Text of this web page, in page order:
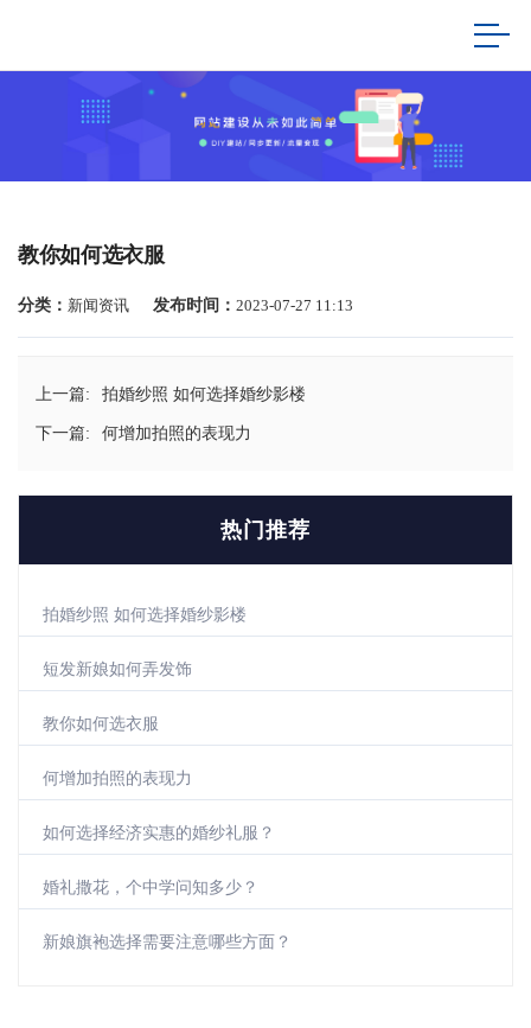
教你如何选衣服
分类： 新闻资讯 发布时间： 2023-07-27 11:13
上一篇: 拍婚纱照 如何选择婚纱影楼
下一篇: 何增加拍照的表现力
热门推荐
拍婚纱照 如何选择婚纱影楼
短发新娘如何弄发饰
教你如何选衣服
何增加拍照的表现力
如何选择经济实惠的婚纱礼服？
婚礼撒花，个中学问知多少？
新娘旗袍选择需要注意哪些方面？